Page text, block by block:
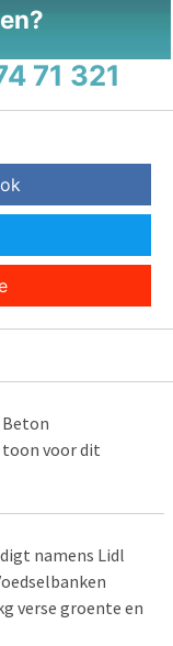
71 321
voor dit
namens Lidl
verse groente en